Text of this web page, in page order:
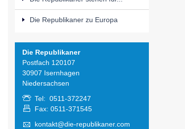
Die Republikaner zu Europa
Die Republikaner
Postfach 120107
30907 Isernhagen
Niedersachsen
Tel: 0511-372247
Fax: 0511-371545
kontakt@die-republikaner.com